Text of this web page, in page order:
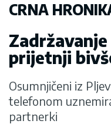
CRNA
prijetnji
Osumnjičeni iz
telefonom
partnerki